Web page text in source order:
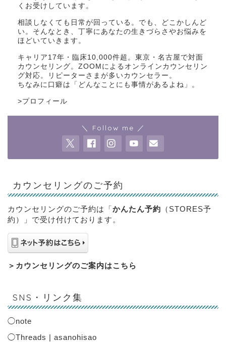
くお受けしています。
相談しなくても日常が回っている。でも、どこかしんど
い。そんなとき、丁寧にあなたの生きづらさやお悩みを
ほどいていきます。
キャリア17年・臨床10,000件超。東京・名古屋で対面
カウンセリング。ZOOMによるオンラインカウンセリン
グ対応。リピーターさまが多いカウンセラー。
ちなみに口癖は「どんなことにも事情があるよね」。
>プロフィール
＼ Follow me ／
カウンセリングのご予約
カウンセリングのご予約は「かんたん予約 （STORES予
約）」で受け付けております。
＞ カウンセリングのご案内はこちら
SNS・リンク集
◯note
◯Threads | asanohisao